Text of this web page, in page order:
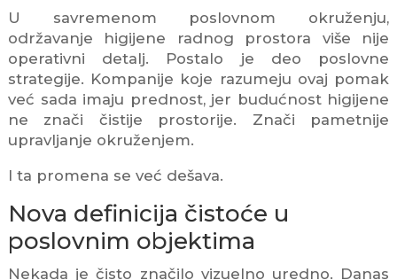
U savremenom poslovnom okruženju,
održavanje higijene radnog prostora više nije
operativni detalj. Postalo je deo poslovne
strategije. Kompanije koje razumeju ovaj pomak
već sada imaju prednost, jer budućnost higijene
ne znači čistije prostorije. Znači pametnije
upravljanje okruženjem.
I ta promena se već dešava.
Nova definicija čistoće u
poslovnim objektima
Nekada je čisto značilo vizuelno uredno. Danas